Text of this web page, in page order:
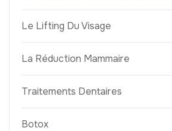
Le Lifting Du Visage
La Réduction Mammaire
Traitements Dentaires
Botox